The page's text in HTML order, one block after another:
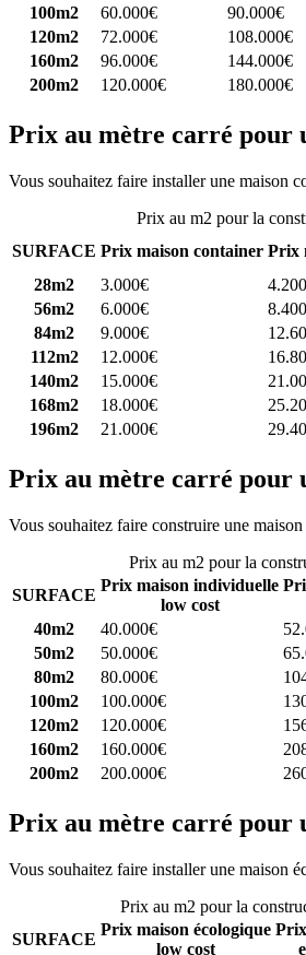
100m2
60.000€ 90.000€
120m2
72.000€ 108.000€
160m2
96.000€ 144.000€
200m2
120.000€ 180.000€
Prix au mètre carré pour
Vous souhaitez faire installer une maison
Prix au m2 pour la
SURFACE Prix maison container Prix
28m2
3.000€
56m2
6.000€
84m2
9.000€
112m2
12.000€
140m2
15.000€
168m2
18.000€
196m2
21.000€
Prix au mètre carré pour
Vous souhaitez faire construire une
Prix au m2 pour la
SURFACE
Prix maison individuelle
low cost
40m2
40.000€
50m2
50.000€
80m2
80.000€
100m2
100.000€
120m2
120.000€
160m2
160.000€
200m2
200.000€
Prix au mètre carré pour
Vous souhaitez faire installer une maison
Prix au m2 pour la
SURFACE
Prix maison écologique
low cost